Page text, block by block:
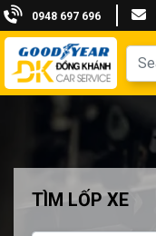
0948 697 696
TÌM LỐP XE